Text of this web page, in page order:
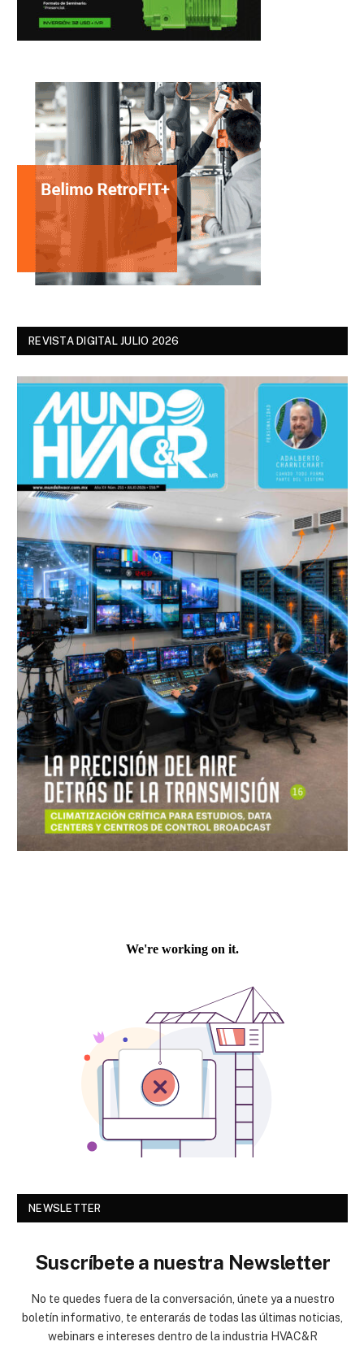
REVISTA DIGITAL JULIO 2026
NEWSLETTER
Suscríbete a nuestra Newsletter
No te quedes fuera de la conversación, únete ya a nuestro
boletín informativo, te enterarás de todas las últimas noticias,
webinars e intereses dentro de la industria HVAC&R